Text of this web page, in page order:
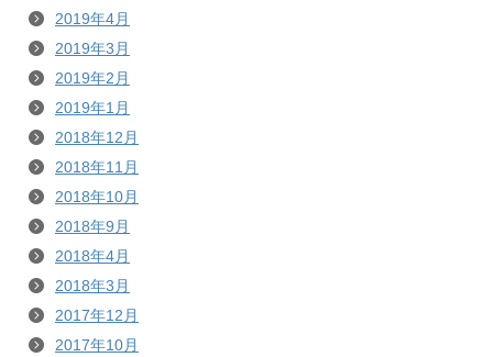
2019年4月
2019年3月
2019年2月
2019年1月
2018年12月
2018年11月
2018年10月
2018年9月
2018年4月
2018年3月
2017年12月
2017年10月